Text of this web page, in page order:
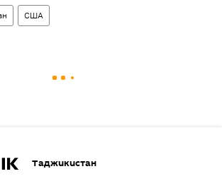
США
Таджикистан